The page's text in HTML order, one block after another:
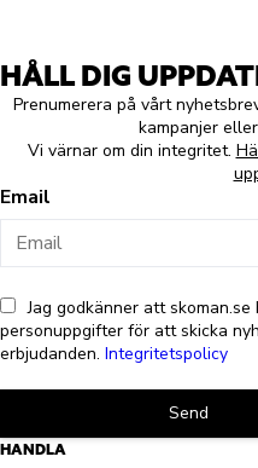
HÅLL DIG
Prenumerera på vårt
kampanjer
Vi värnar om din integritet.
Email
Jag godkänner att skoman.se
personuppgifter för att skicka
erbjudanden. Integritetspolicy
Send
HANDLA